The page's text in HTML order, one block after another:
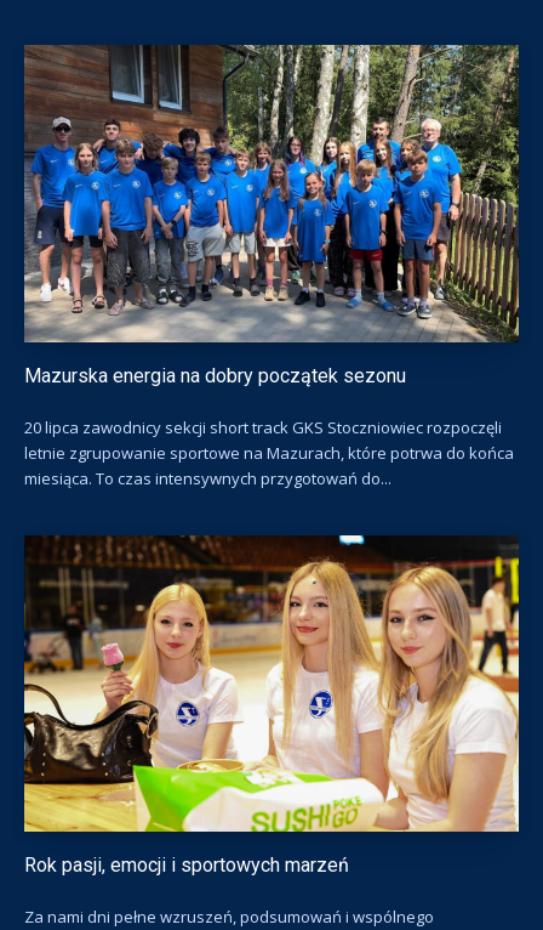
Mazurska energia na dobry początek sezonu
20 lipca zawodnicy sekcji short track GKS Stoczniowiec rozpoczęli
letnie zgrupowanie sportowe na Mazurach, które potrwa do końca
miesiąca. To czas intensywnych przygotowań do...
Rok pasji, emocji i sportowych marzeń
Za nami dni pełne wzruszeń, podsumowań i wspólnego